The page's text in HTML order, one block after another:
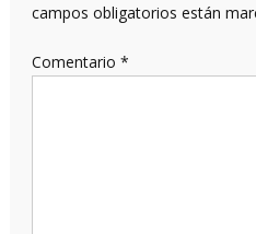
campos obligatorios están
Comentario *